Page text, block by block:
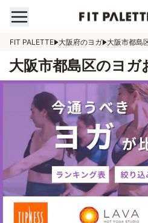
FIT PALETTE 大阪府のヨガ 大阪市都島
大阪市都島区のヨ